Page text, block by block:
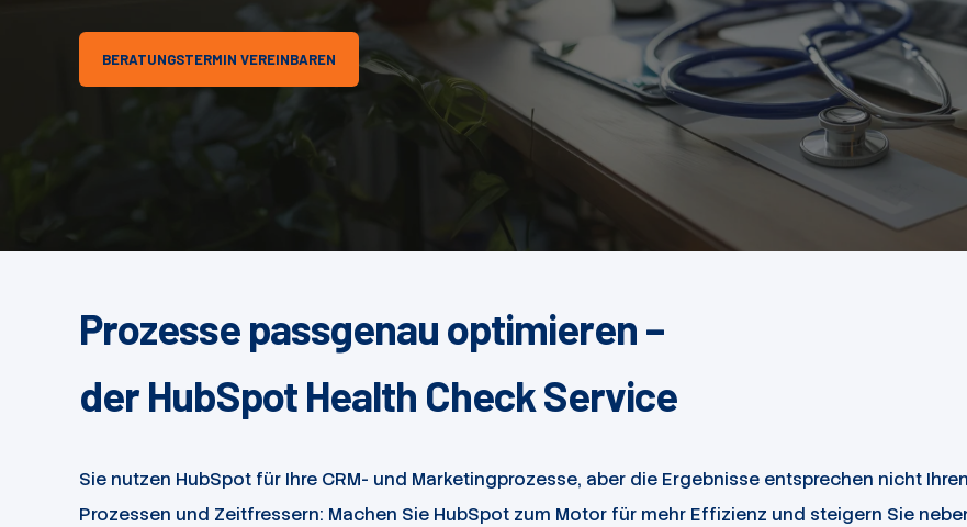
BERATUNGSTERMIN VEREINBAREN
Prozesse passgenau optimieren –
der HubSpot Health Check Service
Sie nutzen HubSpot für Ihre CRM- und Marketingprozesse, aber die Ergebnisse entsprechen nicht
Prozessen und Zeitfressern: Machen Sie HubSpot zum Motor für mehr Effizienz und steigern Sie